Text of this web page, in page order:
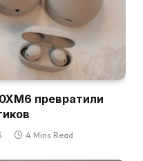
превратили
4 Mins Read